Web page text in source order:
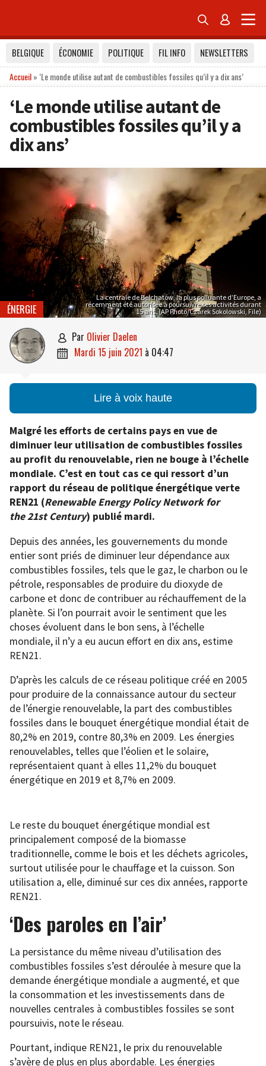
 
BELGIQUE ÉCONOMIE POLITIQUE FIL INFO
NEWSLETTERS
Accueil» ‘Le monde utilise autant de combustibles fossiles qu’il y a dix ans’
‘Le monde utilise autant de
combustibles fossiles qu’il y a
dix ans’
La centrale de Bełchatów, la plus polluante d’Europe, a
récemment été autorisée à poursuivre ses activités durant
15 ans. (AP Photo/Czarek Sokolowski, File)
ÉNERGIE
 par Olivier Daelen
 mardi 15 juin 2021 à 04:47
Lire à voix haute
Malgré les efforts de certains pays en vue de
diminuer leur utilisation de combustibles fossiles
au profit du renouvelable, rien ne bouge à l’échelle
mondiale. C’est en tout cas ce qui ressort d’un
rapport du réseau de politique énergétique verte
REN21 (RenewableEnergy PolicyNetwork for
the21st Century) publié mardi.
Depuis des années, les gouvernements du monde
entier sont priés de diminuer leur dépendance aux
combustibles fossiles, tels que le gaz, le charbon ou le
pétrole, responsables de produire du dioxyde de
carbone et donc de contribuer au réchauffement de la
planète. Si l’on pourrait avoir le sentiment que les
choses évoluent dans le bon sens, à l’échelle
mondiale, il n’y a eu aucun effort en dix ans, estime
REN21.
D’après les calculs de ce réseau politique créé en 2005
pour produire de la connaissance autour du secteur
de l’énergie renouvelable, la part des combustibles
fossiles dans le bouquet énergétique mondial était de
80,2% en 2019, contre 80,3% en 2009. Les énergies
renouvelables, telles que l’éolien et le solaire,
représentaient quant à elles 11,2% du bouquet
énergétique en 2019 et 8,7% en 2009.
Le reste du bouquet énergétique mondial est
principalement composé de la biomasse
traditionnelle, comme le bois et les déchets agricoles,
surtout utilisée pour le chauffage et la cuisson. Son
utilisation a, elle, diminué sur ces dix années, rapporte
REN21.
‘Des paroles en l’air’
La persistance du même niveau d’utilisation des
combustibles fossiles s’est déroulée à mesure que la
demande énergétique mondiale a augmenté, et que
la consommation et les investissements dans de
nouvelles centrales à combustibles fossiles se sont
poursuivis, note le réseau.
Pourtant, indique REN21, le prix du renouvelable
s’avère de plus en plus abordable. Les énergies